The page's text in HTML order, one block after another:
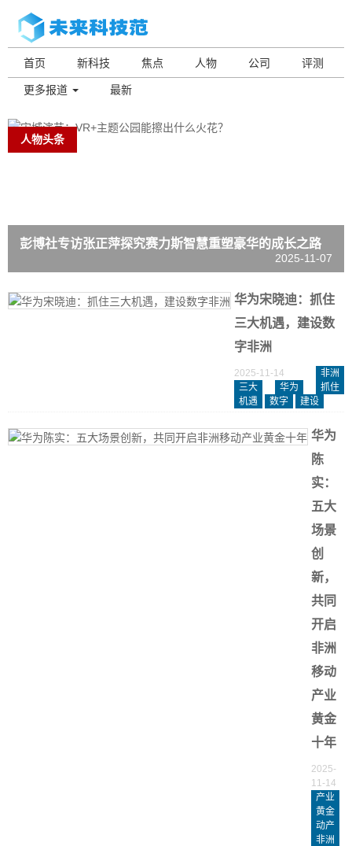
首页 新科技 焦点 人物 公司 评测
更多报道 最新
人物头条
彭博社专访张正萍探究赛力斯智慧重塑豪华的成长之路
2025-11-07
华为宋晓迪：抓住
三大机遇，建设数
字非洲
2025-11-14
非洲
三大
华为
抓住
机遇
数字 建设
华为
陈
实：
五大
场景
创
新，
共同
开启
非洲
移动
产业
黄金
十年
2025-
11-14
产业
黄金
动产
非洲